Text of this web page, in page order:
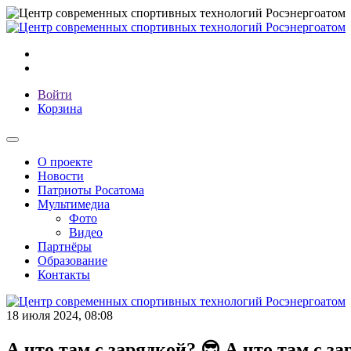
Войти
Корзина
О проекте
Новости
Патриоты Росатома
Мультимедиа
Фото
Видео
Партнёры
Образование
Контакты
18 июля 2024, 08:08